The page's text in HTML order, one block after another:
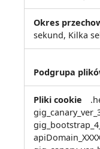
sekund, Kilka